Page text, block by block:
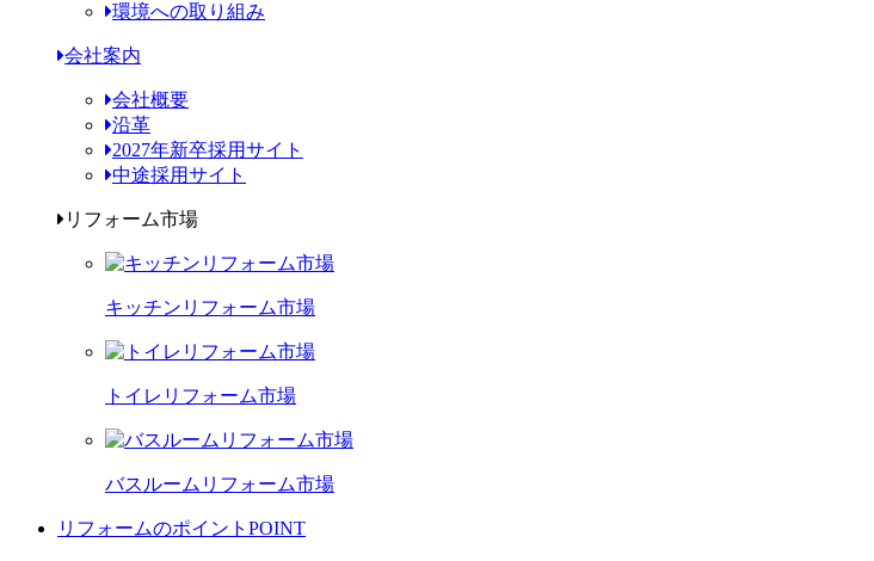
環境への取り組み
会社案内
会社概要
沿革
2027年新卒採用サイト
中途採用サイト
リフォーム市場
キッチンリフォーム市場
トイレリフォーム市場
バスルームリフォーム市場
リフォームのポイント POINT